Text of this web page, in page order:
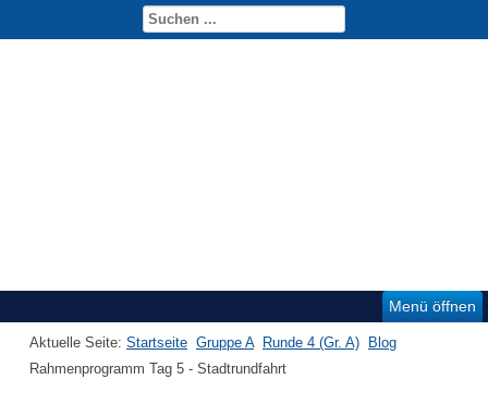
Menü öffnen
Aktuelle Seite: Startseite Gruppe A Runde 4 (Gr. A)
Blog
Rahmenprogramm Tag 5 - Stadtrundfahrt